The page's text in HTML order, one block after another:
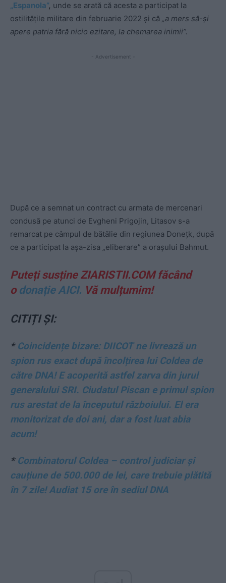
„Espanola”, unde se arată că acesta a participat la
ostilitățile militare din februarie 2022 și că „a mers să-și
apere patria fără nicio ezitare, la chemarea inimii”.
- Advertisement -
După ce a semnat un contract cu armata de mercenari
condusă pe atunci de Evgheni Prigojin, Litasov s-a
remarcat pe câmpul de bătălie din regiunea Donețk, după
ce a participat la așa-zisa „eliberare” a orașului Bahmut.
Puteți susține ZIARISTII.COM făcând
o donație AICI. Vă mulțumim!
CITIȚI ȘI:
* Coincidențe bizare: DIICOT ne livrează un
spion rus exact după încolțirea lui Coldea de
către DNA! E acoperită astfel zarva din jurul
generalului SRI. Ciudatul Piscan e primul spion
rus arestat de la începutul războiului. El era
monitorizat de doi ani, dar a fost luat abia
acum!
* Combinatorul Coldea – control judiciar și
cauțiune de 500.000 de lei, care trebuie plătită
în 7 zile! Audiat 15 ore în sediul DNA